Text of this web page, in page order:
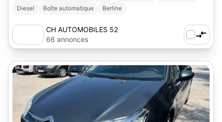
Diesel
Boîte automatique Berline
CH AUTOMOBILES 52
66 annonces